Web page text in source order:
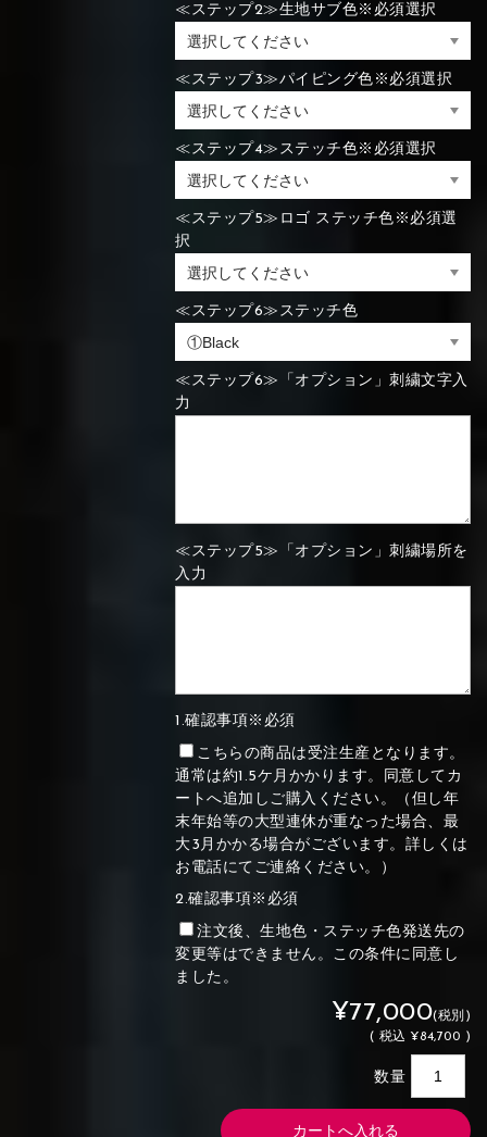
⑭Caramel ⑮Wine red
⑪Black ⑫Ivory
⑭Caramel ⑮Wine red
⑧Orange ⑨Pink
⑪Black
⑭Caramel ⑮Wine red
⑧Yellow ⑨Orange
⑪Blue ⑫Aqua blue
⑭Pink
⑧Yellow
⑪Blue ⑫Aqua blue
⑭Pink ⑮Rose pink
≪ステップ2≫生地サブ色※必須選択
≪ステップ3≫パイピング色※必須選択
≪ステップ4≫ステッチ色※必須選択
≪ステップ5≫ロゴ ステッチ色※必須選
択
≪ステップ6≫ステッチ色
≪ステップ6≫「オプション」刺繍文字入
力
≪ステップ5≫「オプション」刺繍場所を
入力
1.確認事項※必須
こちらの商品は受注生産となります。
通常は約1.5ケ月かかります。同意してカ
ートへ追加しご購入ください。（但し年
末年始等の大型連休が重なった場合、最
大3月かかる場合がございます。詳しくは
お電話にてご連絡ください。）
2.確認事項※必須
注文後、生地色・ステッチ色発送先の
変更等はできません。この条件に同意し
ました。
¥77,000(税別)
( 税込 ¥84,700 )
数量